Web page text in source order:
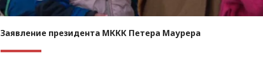
Заявление президента МККК Петера Маурера